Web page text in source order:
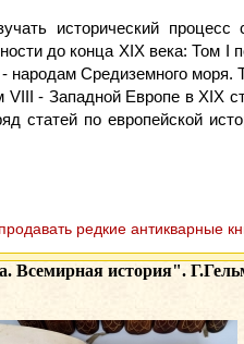
исторический
до конца XIX века: Том
Средиземного
- Западной Европе в XIX
по европейской
редкие антикварные
Всемирная история".